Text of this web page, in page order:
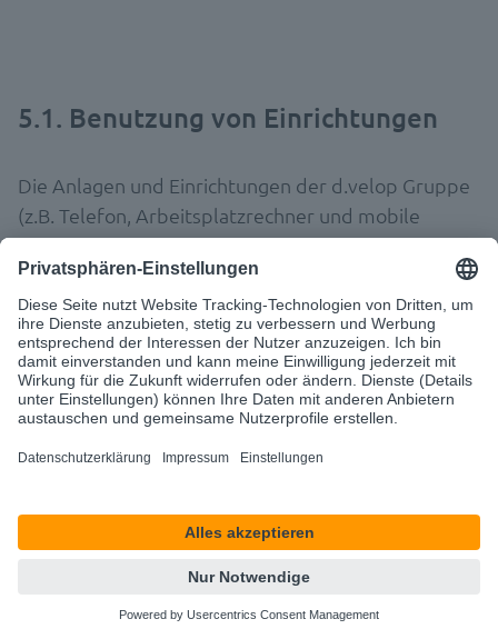
5.1. Benutzung von Einrichtungen
Die Anlagen und Einrichtungen der d.velop Gruppe
(z.B. Telefon, Arbeitsplatzrechner und mobile
Endgeräte, einschließlich Software und
Internet/Intranet) dürfen nur dienstlich genutzt
werden. Ausnahmen und gegebenenfalls Bezahlung
werden gesondert geregelt.
In keinem Fall dürfen Informationen abgerufen oder
weitergegeben werden, die zu Rassenhass,
Gewaltverherrlichung oder anderen Straftaten
jeweiligen kulturellen Hintergrund sexuell anstößig
ist. Mitglieder der Unternehmensleitungen
verpflichten sich hierzu freiwillig.